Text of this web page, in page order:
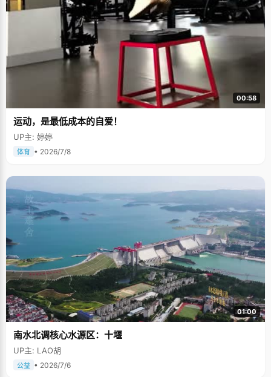
00:58
运动，是最低成本的自爱！
UP主: 婷婷
体育 • 2026/7/8
01:00
南水北调核心水源区：十堰
UP主: LAO胡
公益 • 2026/7/6